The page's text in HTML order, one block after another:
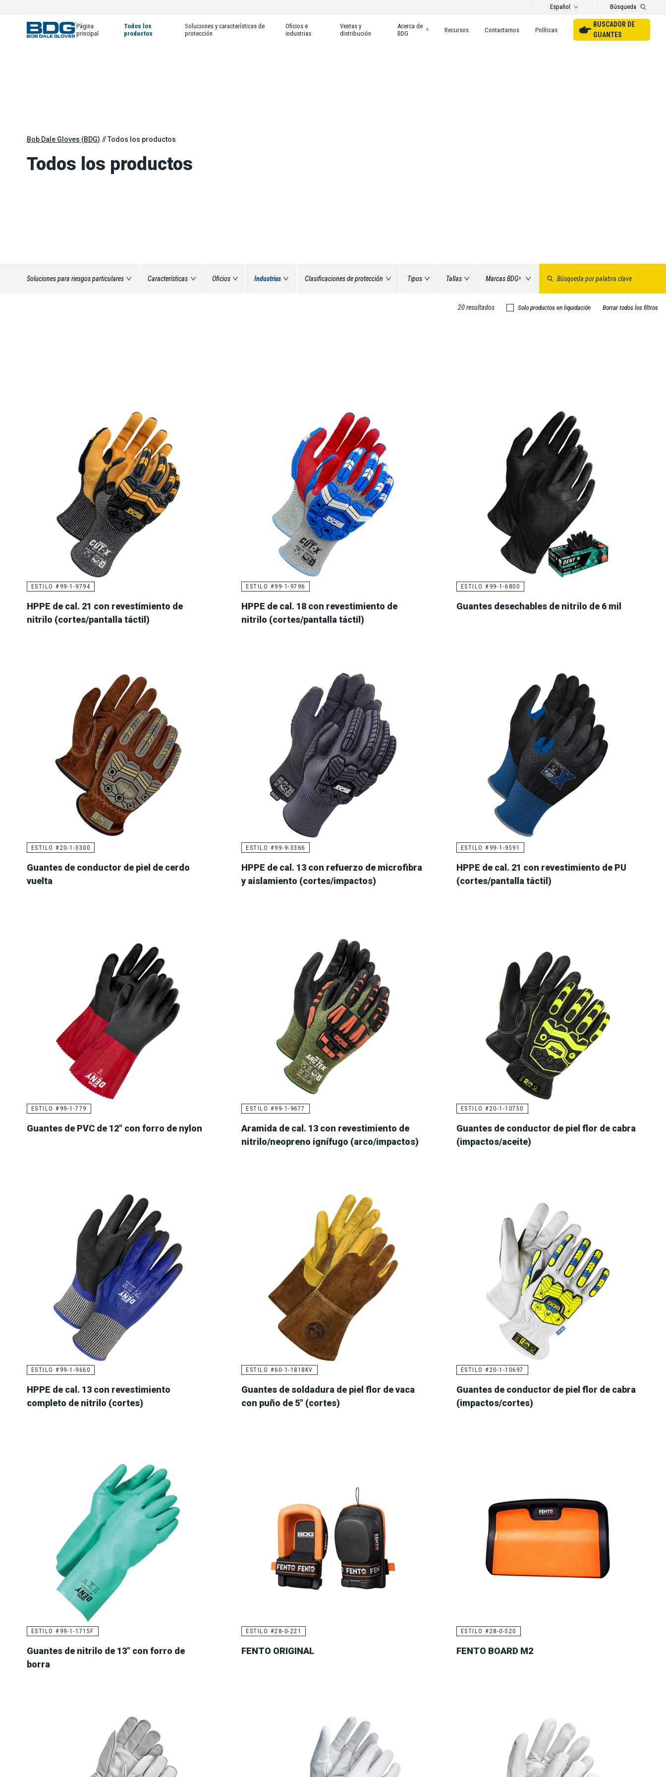
Español Búsqueda
Página
principal
BUSCADOR DE
GUANTES
Todos los
productos
Soluciones y características de
protección
Oficios e
industrias
Ventas y
distribución
Acerca de
BDG
® Recursos Contactarnos Políticas
Bob Dale Gloves (BDG) Todos los productos
Todos los productos
Soluciones para riesgos particulares Características Oficios Industrias Clasificaciones de protección Tipos Tallas Marcas BDG®
20 resultados Solo productos en liquidación Borrar todos los filtros
ESTILO #99-1-9794
HPPE de cal. 21 con revestimiento de
nitrilo (cortes/pantalla táctil)
ESTILO #99-1-9796
HPPE de cal. 18 con revestimiento de
nitrilo (cortes/pantalla táctil)
ESTILO #99-1-6800
Guantes desechables de nitrilo de 6 mil
ESTILO #20-1-3300
Guantes de conductor de piel de cerdo
vuelta
ESTILO #99-9-3366
HPPE de cal. 13 con refuerzo de microfibra
y aislamiento (cortes/impactos)
ESTILO #99-1-9591
HPPE de cal. 21 con revestimiento de PU
(cortes/pantalla táctil)
ESTILO #99-1-779
Guantes de PVC de 12" con forro de nylon
ESTILO #99-1-9677
Aramida de cal. 13 con revestimiento de
nitrilo/neopreno ignífugo (arco/impactos)
ESTILO #20-1-10750
Guantes de conductor de piel flor de cabra
(impactos/aceite)
ESTILO #99-1-9660
HPPE de cal. 13 con revestimiento
completo de nitrilo (cortes)
ESTILO #60-1-1818KV
Guantes de soldadura de piel flor de vaca
con puño de 5" (cortes)
ESTILO #20-1-10697
Guantes de conductor de piel flor de cabra
(impactos/cortes)
ESTILO #99-1-1715F
Guantes de nitrilo de 13" con forro de
borra
ESTILO #28-0-221
FENTO ORIGINAL
ESTILO #28-0-520
FENTO BOARD M2